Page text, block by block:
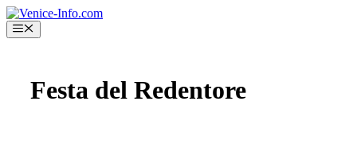
Skip
to
content
Menu
Festa del Redentore